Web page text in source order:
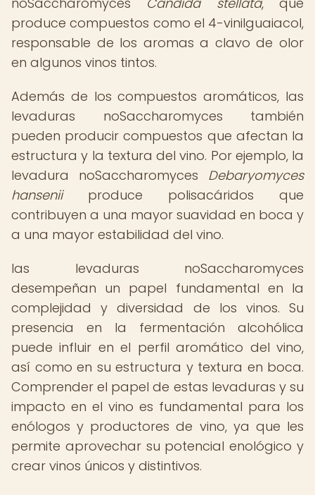
produce compuestos como el 4-vinilguaiacol,
responsable de los aromas a clavo de olor
en algunos vinos tintos.
Además de los compuestos aromáticos, las
levaduras noSaccharomyces también
pueden producir compuestos que afectan la
estructura y la textura del vino. Por ejemplo, la
levadura noSaccharomyces Debaryomyces
hanseniiproduce polisacáridos que
contribuyen a una mayor suavidad en boca y
a una mayor estabilidad del vino.
las levaduras noSaccharomyces
desempeñan un papel fundamental en la
complejidad y diversidad de los vinos. Su
presencia en la fermentación alcohólica
puede influir en el perfil aromático del vino,
así como en su estructura y textura en boca.
Comprender el papel de estas levaduras y su
impacto en el vino es fundamental para los
enólogos y productores de vino, ya que les
permite aprovechar su potencial enológico y
crear vinos únicos y distintivos.